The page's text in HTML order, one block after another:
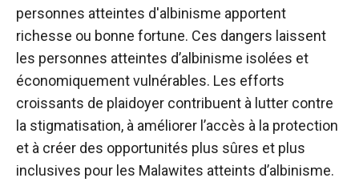
personnes atteintes d'albinisme apportent
richesse ou bonne fortune. Ces dangers laissent
les personnes atteintes d’albinisme isolées et
économiquement vulnérables. Les efforts
croissants de plaidoyer contribuent à lutter contre
la stigmatisation, à améliorer l’accès à la protection
et à créer des opportunités plus sûres et plus
inclusives pour les Malawites atteints d’albinisme.